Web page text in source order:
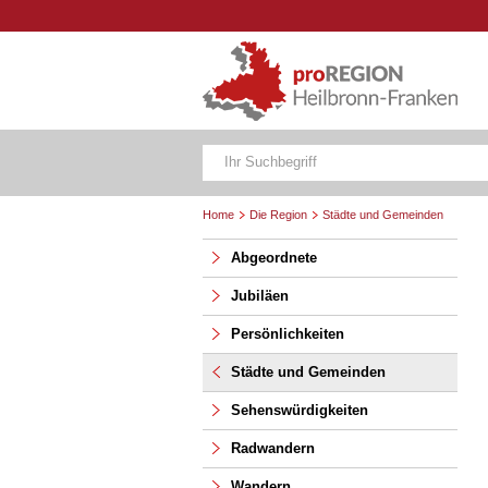
Home Die Region Städte und Gemeinden
Abgeordnete
Jubiläen
Persönlichkeiten
Städte und Gemeinden
Sehenswürdigkeiten
Radwandern